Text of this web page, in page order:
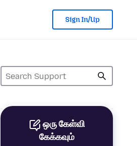
Sign In/Up
ஒரு கேள்வி
கேக்கவும்